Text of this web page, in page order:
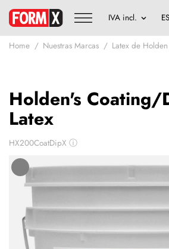
Home Nuestras Marcas Latex de Holden
Holden's Coating/
Latex
HX200CoatDipX ⓘ